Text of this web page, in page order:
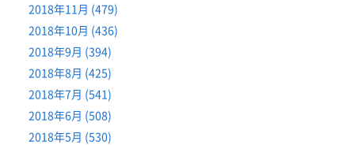
2018年11月 (479)
2018年10月 (436)
2018年9月 (394)
2018年8月 (425)
2018年7月 (541)
2018年6月 (508)
2018年5月 (530)